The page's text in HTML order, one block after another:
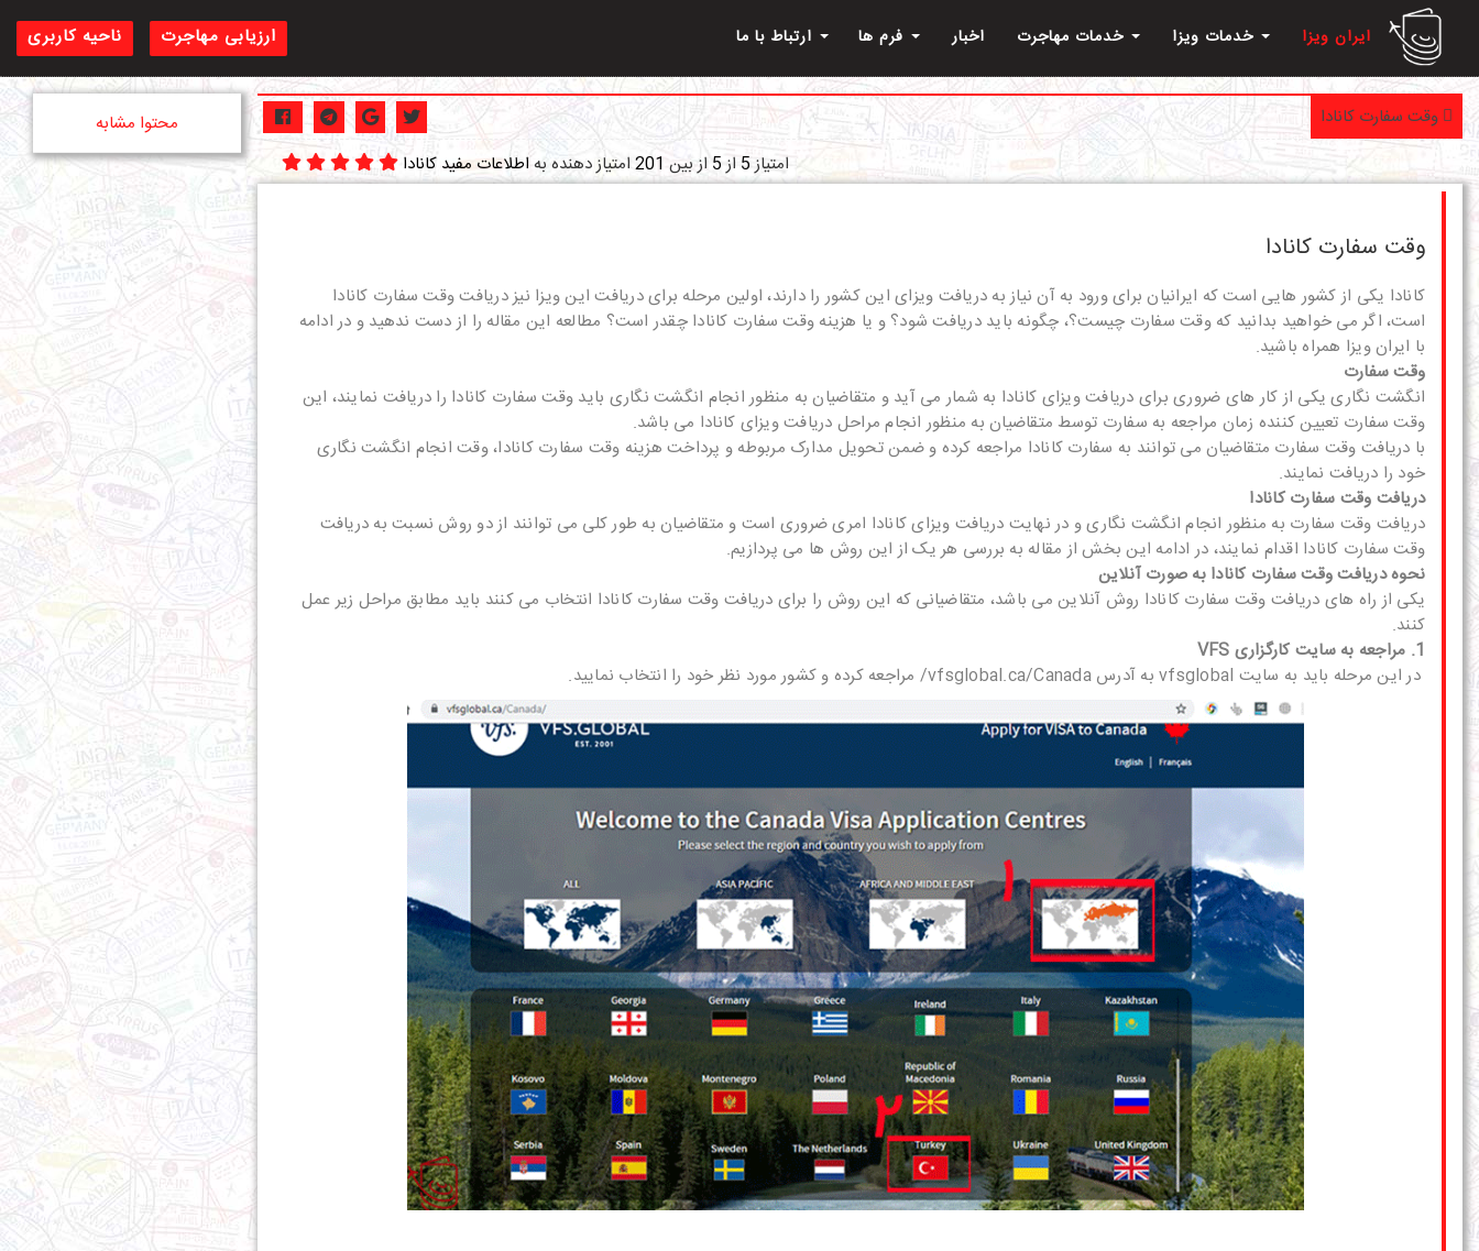
ناحیه کاربری ارزیابی مهاجرت ایران ویزا اخبار
امتیاز5 از5 از بین 201 امتیاز دهنده بهاطلاعات مفید کانادا
وقت سفارت کانادا
کانادا یکی از کشور هایی است که ایرانیان برای ورود به آن نیاز به دریافت ویزای این کشور را دارند، اولین مرحله برای دریافت این ویزا نیز دریافت وقت سفارت کانادا
است، اگر می خواهید بدانید که وقت سفارت چیست؟، چگونه باید دریافت شود؟ و یا هزینه وقت سفارت کانادا چقدر است؟ مطالعه این مقاله را از دست ندهید و در ادامه
با ایران ویزا همراه باشید.
وقت سفارت
انگشت نگاری یکی از کار های ضروری برای دریافت ویزای کانادا به شمار می آید و متقاضیان به منظور انجام انگشت نگاری باید وقت سفارت کانادا را دریافت نمایند، این
وقت سفارت تعیین کننده زمان مراجعه به سفارت توسط متقاضیان به منظور انجام مراحل دریافت ویزای کانادا می باشد.
با دریافت وقت سفارت متقاضیان می توانند به سفارت کانادا مراجعه کرده و ضمن تحویل مدارک مربوطه و پرداخت هزینه وقت سفارت کانادا، وقت انجام انگشت نگاری
خود را دریافت نمایند.
دریافت وقت سفارت کانادا
دریافت وقت سفارت به منظور انجام انگشت نگاری و در نهایت دریافت ویزای کانادا امری ضروری است و متقاضیان به طور کلی می توانند از دو روش نسبت به دریافت
وقت سفارت کانادا اقدام نمایند، در ادامه این بخش از مقاله به بررسی هر یک از این روش ها می پردازیم.
نحوه دریافت وقت سفارت کانادا به صورت آنلاین
یکی از راه های دریافت وقت سفارت کانادا روش آنلاین می باشد، متقاضیانی که این روش را برای دریافت وقت سفارت کانادا انتخاب می کنند باید مطابق مراحل زیر عمل
کنند.
1. مراجعه به سایت کارگزاری VFS
در این مرحله باید به سایت vfsglobal به آدرس vfsglobal.ca/Canada/ مراجعه کرده و کشور مورد نظر خود را انتخاب نمایید.
محتوا مشابه